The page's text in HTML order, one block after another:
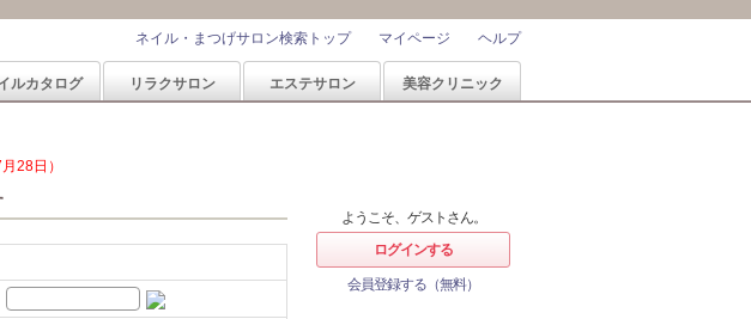
ヘルプ
マイページ
ネイル・まつげサロン検索トップ
ルカタログ リラクサロン エステサロン 美容クリニック
28日）
ようこそ、ゲストさん。
ログインする
会員登録する（無料）